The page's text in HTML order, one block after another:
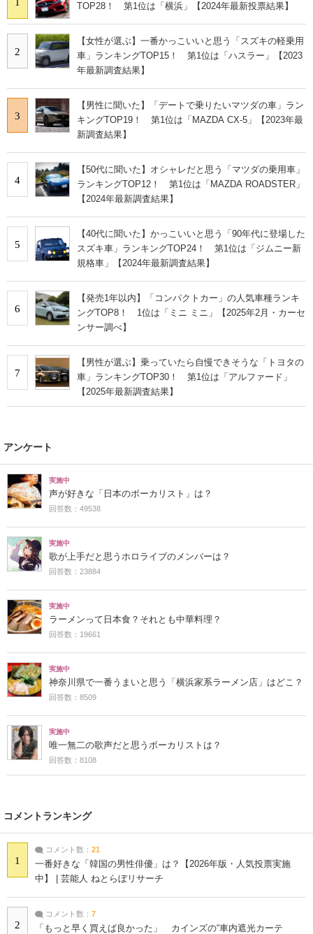
TOP28！ 第1位は「横浜」【2024年最新投票結果】
2
【女性が選ぶ】一番かっこいいと思う「スズキの軽乗用
車」ランキングTOP15！ 第1位は「ハスラー」【2023
年最新調査結果】
3
【男性に聞いた】「デートで乗りたいマツダの車」ラン
キングTOP19！ 第1位は「MAZDA CX-5」【2023年最
新調査結果】
4
【50代に聞いた】オシャレだと思う「マツダの乗用車」
ランキングTOP12！ 第1位は「MAZDA ROADSTER」
【2024年最新調査結果】
5
【40代に聞いた】かっこいいと思う「90年代に登場した
スズキ車」ランキングTOP24！ 第1位は「ジムニー新
規格車」【2024年最新調査結果】
6
【発売1年以内】「コンパクトカー」の人気車種ランキ
ングTOP8！ 1位は「ミニ ミニ」【2025年2月・カーセ
ンサー調べ】
7
【男性が選ぶ】乗っていたら自慢できそうな「トヨタの
車」ランキングTOP30！ 第1位は「アルファード」
【2025年最新調査結果】
アンケート
実施中
声が好きな「日本のボーカリスト」は？
回答数：49538
実施中
歌が上手だと思うホロライブのメンバーは？
回答数：23884
実施中
ラーメンって日本食？それとも中華料理？
回答数：19661
実施中
神奈川県で一番うまいと思う「横浜家系ラーメン店」はどこ？
回答数：8509
実施中
唯一無二の歌声だと思うボーカリストは？
回答数：8108
コメントランキング
1
コメント数： 21
一番好きな「韓国の男性俳優」は？【2026年版・人気投票実施
中】 | 芸能人 ねとらぼリサーチ
2
コメント数： 7
「もっと早く買えば良かった」 カインズの“車内遮光カーテ